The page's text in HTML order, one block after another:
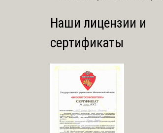
Наши лицензии и
сертификаты